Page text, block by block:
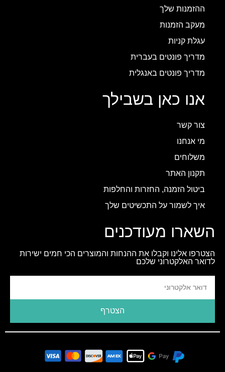
ההזמנות שלך
מעקב הזמנות
עגלת קניות
מדריך פונטים בעברית
מדריך פונטים באנגלית
אנו כאן בשבילך
צור קשר
מי אנחנו
משלוחים
תקנון האתר
ביטול הזמנה, החזרות והחלפות
איך לשמור על התכשיטים שלך
השארו מעודכנים
הצטרפו אלינו וקבלו את ההנחות והמוצרים הכי חמים ישירות
לדואר האלקטרוני שלכם
הצטרף